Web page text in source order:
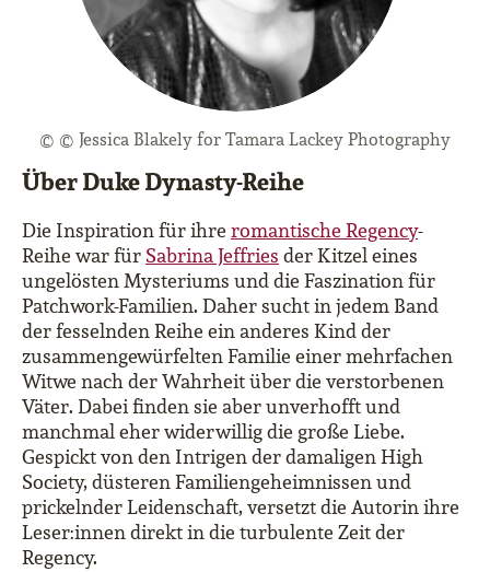
© © Jessica Blakely for Tamara Lackey Photography
Über Duke Dynasty-Reihe
Die Inspiration für ihre romantische Regency-
Reihe war für Sabrina Jeffries der Kitzel eines
ungelösten Mysteriums und die Faszination für
Patchwork-Familien. Daher sucht in jedem Band
der fesselnden Reihe ein anderes Kind der
zusammengewürfelten Familie einer mehrfachen
Witwe nach der Wahrheit über die verstorbenen
Väter. Dabei finden sie aber unverhofft und
manchmal eher widerwillig die große Liebe.
Gespickt von den Intrigen der damaligen High
Society, düsteren Familiengeheimnissen und
prickelnder Leidenschaft, versetzt die Autorin ihre
Leser:innen direkt in die turbulente Zeit der
Regency.